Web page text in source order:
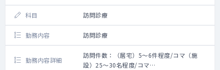
科目 訪問診療
勤務内容 訪問診療
勤務内容詳細
訪問件数：（居宅）5～6件程度/コマ（施
設）25～30名程度/コマ